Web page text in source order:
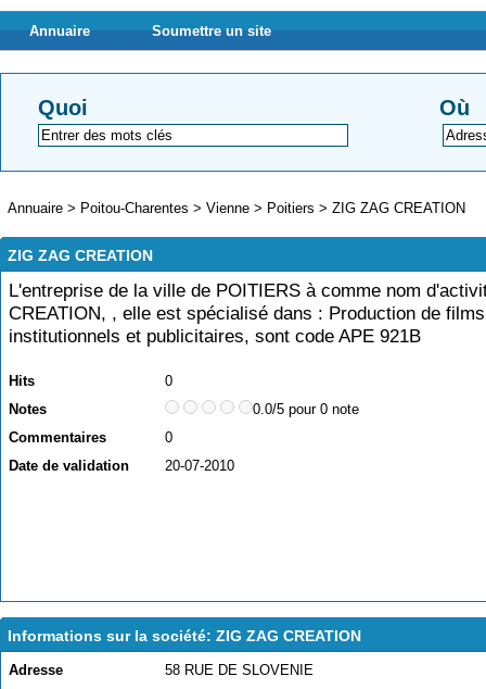
Annuaire Soumettre un site
Quoi Où
Annuaire > Poitou-Charentes > Vienne > Poitiers > ZIG ZAG CREATION
ZIG ZAG CREATION
L'entreprise de la ville de POITIERS à comme nom
CREATION, , elle est spécialisé dans : Production de films
institutionnels et publicitaires, sont code APE 921B
Hits
0
Notes
0.0/5 pour 0 note
Commentaires
0
Date de validation
20-07-2010
Informations sur la société: ZIG ZAG CREATION
Adresse
58 RUE DE SLOVENIE